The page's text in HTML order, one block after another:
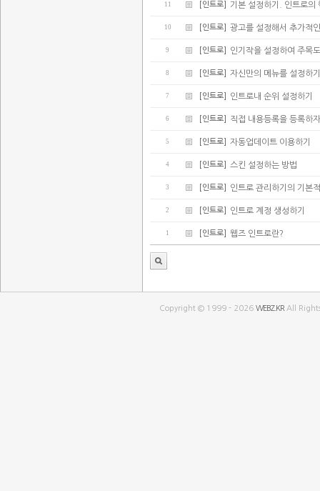
11 [인트로] 기본 설정하기. 인트로의
10 [인트로] 광고를 설정해서 추가적
9 [인트로] 인기작을 설정하여 주목
8 [인트로] 자신만의 메뉴를 설정하기
7 [인트로] 인트로내 순위 설정하기
6 [인트로] 직접 내용등록을 등록하자
5 [인트로] 자동업데이트 이용하기
4 [인트로] 스킨 설정하는 방법
3 [인트로] 인트로 관리하기의 기본
2 [인트로] 인트로 계정 생성하기
1 [인트로] 웹즈 인트로란?
Copyright © 1999 - 2026WEBZ.KR All